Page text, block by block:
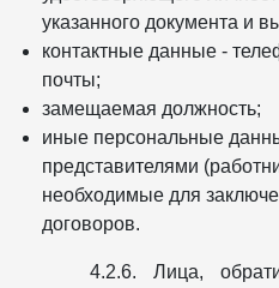
указанного документа и
контактные данные -
почты;
замещаемая должность;
иные персональные
представителями
необходимые для
договоров.
4.2.6. Лица,